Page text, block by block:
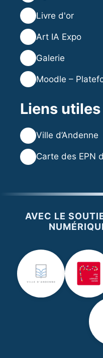
Livre d'or
Art IA Expo
Galerie
Moodle –
Liens utiles
Ville d’Andenne
Carte des EPN
AVEC LE